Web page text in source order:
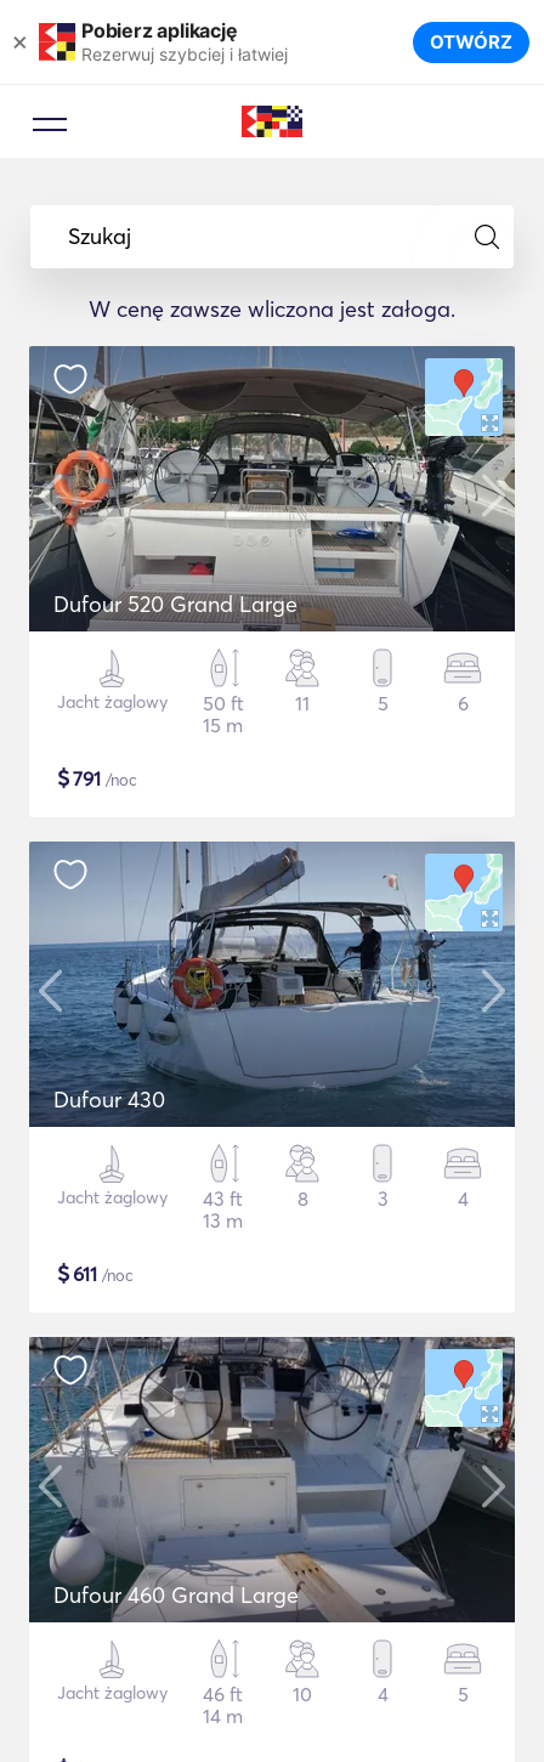
× Pobierz aplikację
Rezerwuj szybciej i łatwiej OTWÓRZ
Szukaj
W cenę zawsze wliczona jest załoga.
Dufour 520 Grand Large
Jacht żaglowy
50 ft
15 m
11 5 6
$791 /noc
Dufour 430
Jacht żaglowy
43 ft
13 m
8 3 4
$611 /noc
Dufour 460 Grand Large
Jacht żaglowy
46 ft
14 m
10 4 5